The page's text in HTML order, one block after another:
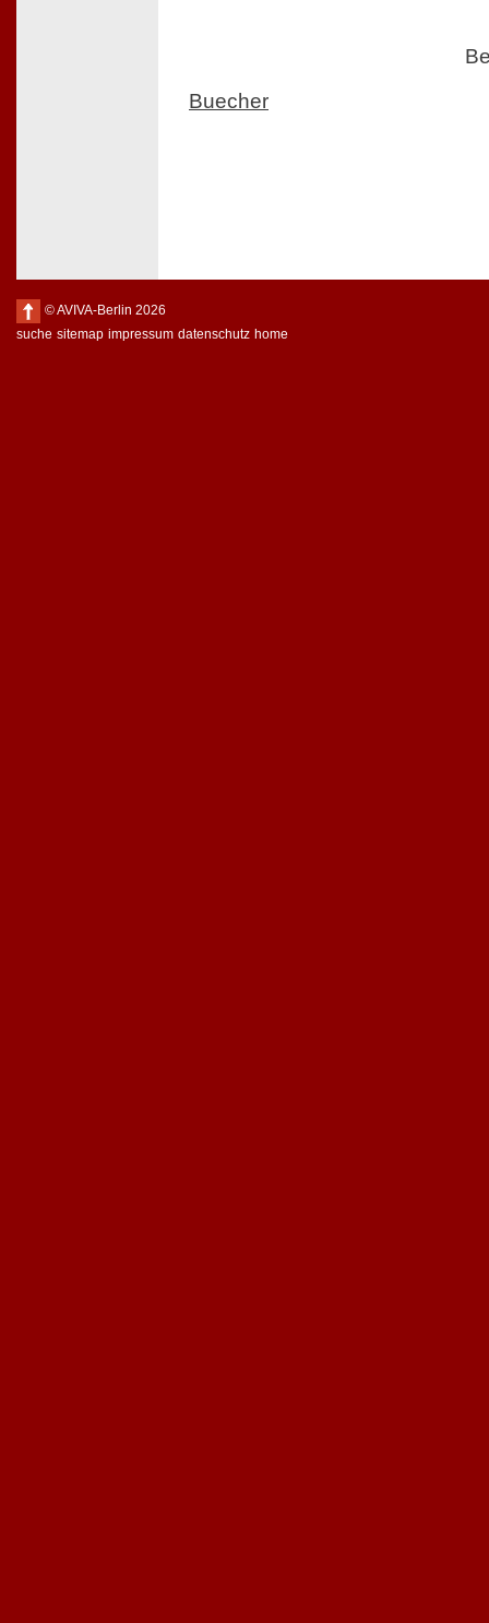
Buecher
© AVIVA-Berlin 2026
suche sitemap impressum datenschutz home